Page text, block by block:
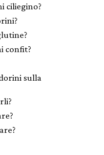
ciliegino?
confit?
sulla